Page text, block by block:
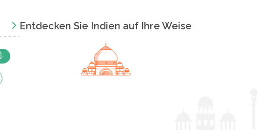
Entdecken Sie Indien auf Ihre Weise